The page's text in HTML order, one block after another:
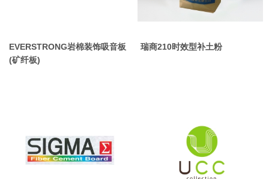
EVERSTRONG岩棉装饰吸音板
(矿纤板)
瑞商210时效型补土粉